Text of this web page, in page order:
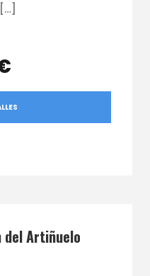
del Artiñuelo